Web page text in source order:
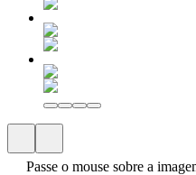
Passe o mouse sobre a